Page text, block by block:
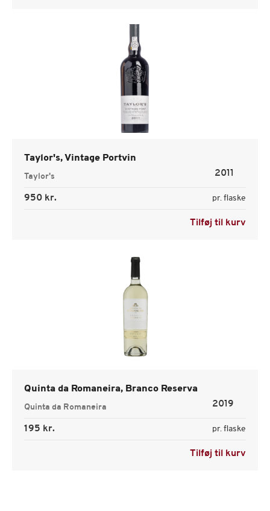
Taylor's, Vintage Portvin
Taylor's 2011
950 kr. pr. flaske
Tilføj til kurv
Quinta da Romaneira, Branco Reserva
Quinta da Romaneira 2019
195 kr. pr. flaske
Tilføj til kurv